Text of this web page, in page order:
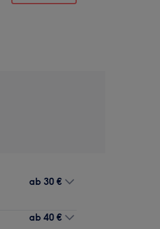
ab 30 €
ab 40 €